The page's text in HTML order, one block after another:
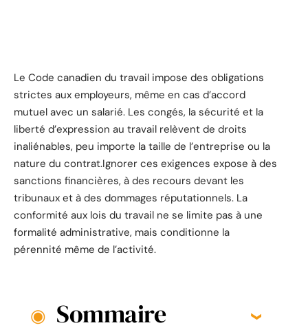
Le Code canadien du travail impose des obligations
strictes aux employeurs, même en cas d’accord
mutuel avec un salarié. Les congés, la sécurité et la
liberté d’expression au travail relèvent de droits
inaliénables, peu importe la taille de l’entreprise ou la
nature du contrat.Ignorer ces exigences expose à des
sanctions financières, à des recours devant les
tribunaux et à des dommages réputationnels. La
conformité aux lois du travail ne se limite pas à une
formalité administrative, mais conditionne la
pérennité même de l’activité.
Sommaire